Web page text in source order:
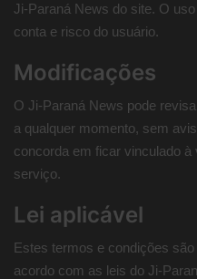
Ji-Paraná News do site. O
conta e risco do usuário.
Modificações
O Ji-Paraná News pode
a qualquer momento, sem
concorda em ficar vinculado
serviço.
Lei aplicável
Estes termos e condições
acordo com as leis do Ji-